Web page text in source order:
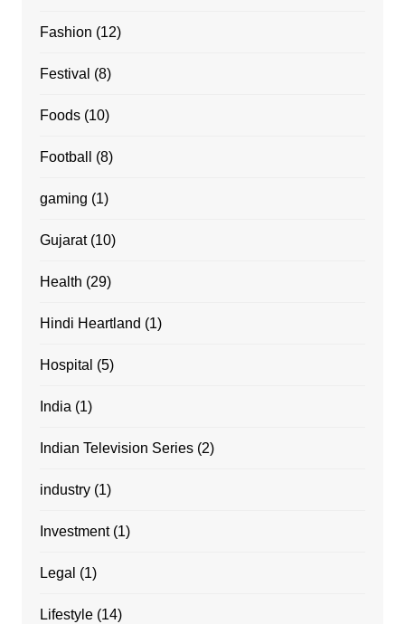
Fashion (12)
Festival (8)
Foods(10)
Football (8)
gaming (1)
Gujarat(10)
Health (29)
Hindi Heartland (1)
Hospital (5)
India (1)
Indian Television Series(2)
industry(1)
Investment(1)
Legal (1)
Lifestyle(14)